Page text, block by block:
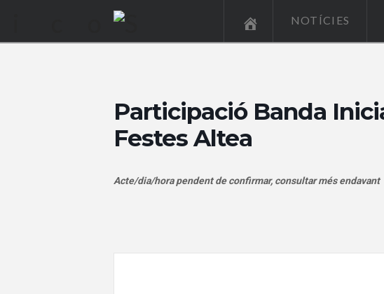
NOTÍCIES
Participació Banda
Festes Altea
Acte/dia/hora pendent de confirmar, consultar més endavant